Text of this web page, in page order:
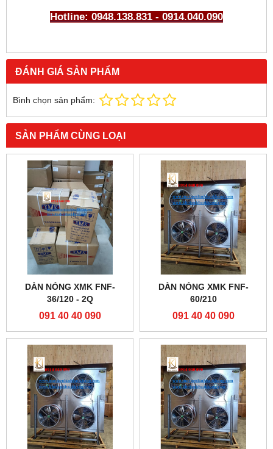
Hotline: 0948.138.831 - 0914.040.090
ĐÁNH GIÁ SẢN PHẨM
Bình chọn sản phẩm:
SẢN PHẨM CÙNG LOẠI
DÀN NÓNG XMK FNF-
36/120 - 2Q
091 40 40 090
DÀN NÓNG XMK FNF-
60/210
091 40 40 090